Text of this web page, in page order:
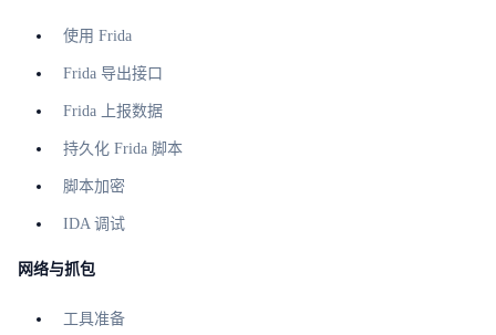
使用 Frida
Frida 导出接口
Frida 上报数据
持久化 Frida 脚本
脚本加密
IDA 调试
网络与抓包
工具准备